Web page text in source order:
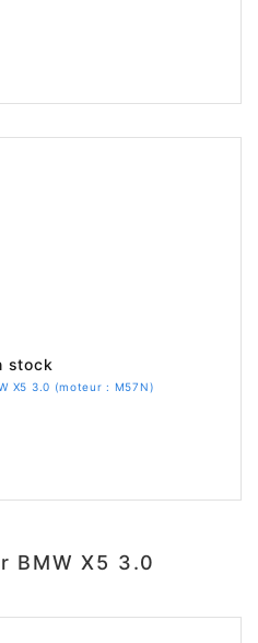
stock
X5 3.0 (moteur : M57N)
BMW X5 3.0